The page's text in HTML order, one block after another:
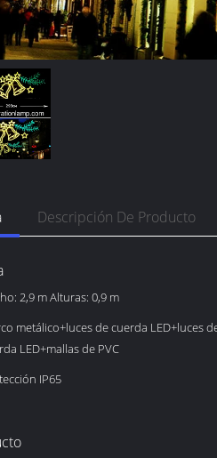
Descripción De Producto
2,9 m Alturas: 0,9 m
metálico+luces de cuerda LED+luces
LED+mallas de PVC
IP65